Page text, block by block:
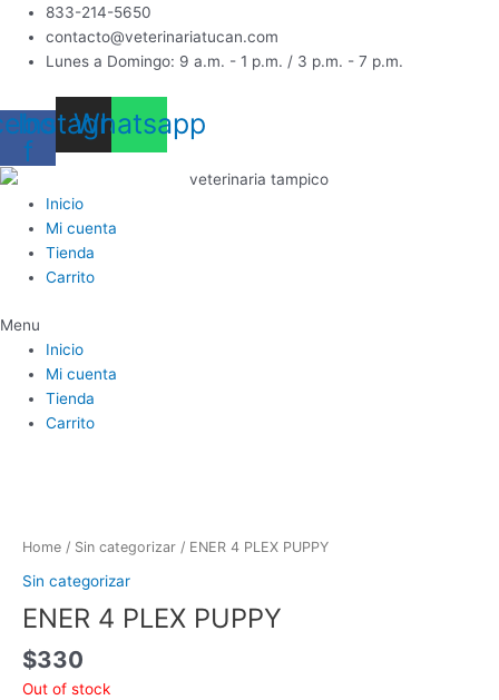
contenido
833-214-5650
contacto@veterinariatucan.com
Lunes a Domingo: 9 a.m. - 1 p.m. / 3 p.m. - 7 p.m.
f
Instagram
Whatsapp
Inicio
Mi cuenta
Tienda
Carrito
Menu
Inicio
Mi cuenta
Tienda
Carrito
Home / Sin categorizar / ENER 4 PLEX PUPPY
Sin categorizar
ENER 4 PLEX PUPPY
$330
Out of stock